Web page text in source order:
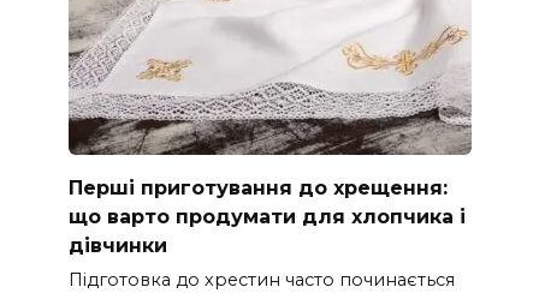
Перші приготування до хрещення:
що варто продумати для хлопчика і
дівчинки
Підготовка до хрестин часто починається